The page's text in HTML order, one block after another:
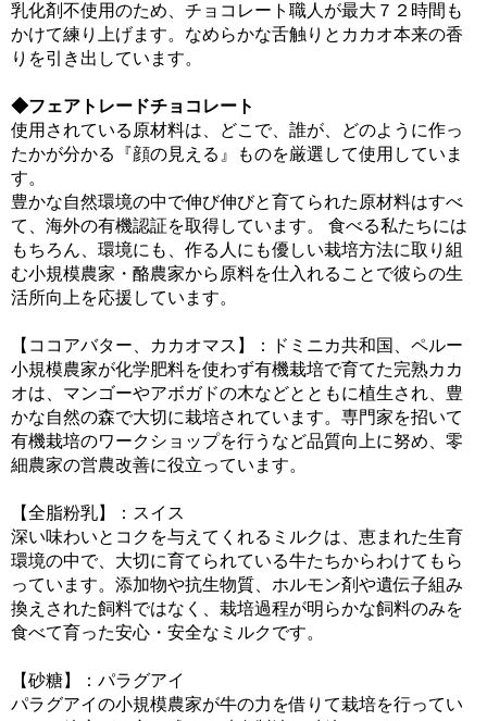
乳化剤不使用のため、チョコレート職人が最大７２時間も
かけて練り上げます。なめらかな舌触りとカカオ本来の香
りを引き出しています。
◆フェアトレードチョコレート
使用されている原材料は、どこで、誰が、どのように作っ
たかが分かる『顔の見える』ものを厳選して使用していま
す。
豊かな自然環境の中で伸び伸びと育てられた原材料はすべ
て、海外の有機認証を取得しています。 食べる私たちには
もちろん、環境にも、作る人にも優しい栽培方法に取り組
む小規模農家・酪農家から原料を仕入れることで彼らの生
活所向上を応援しています。
【ココアバター、カカオマス】：ドミニカ共和国、ペルー
小規模農家が化学肥料を使わず有機栽培で育てた完熟カカ
オは、マンゴーやアボガドの木などとともに植生され、豊
かな自然の森で大切に栽培されています。専門家を招いて
有機栽培のワークショップを行うなど品質向上に努め、零
細農家の営農改善に役立っています。
【全脂粉乳】：スイス
深い味わいとコクを与えてくれるミルクは、恵まれた生育
環境の中で、大切に育てられている牛たちからわけてもら
っています。添加物や抗生物質、ホルモン剤や遺伝子組み
換えされた飼料ではなく、栽培過程が明らかな飼料のみを
食べて育った安心・安全なミルクです。
【砂糖】：パラグアイ
パラグアイの小規模農家が牛の力を借りて栽培を行ってい